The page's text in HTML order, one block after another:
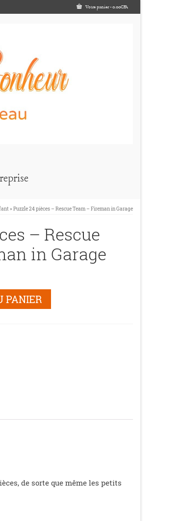
Votre panier-0.00CFA
» Puzzle 24 pièces – Rescue Team – Fireman in Garage
– Rescue
in Garage
PANIER
de sorte que même les petits